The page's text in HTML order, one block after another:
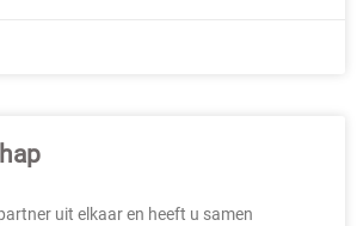
uit elkaar en heeft u samen